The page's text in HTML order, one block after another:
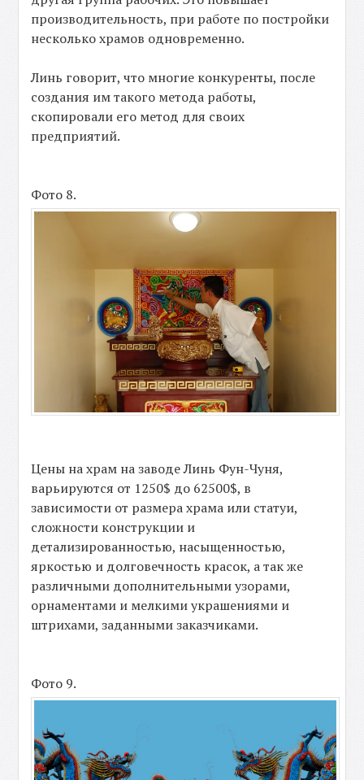
производительность, при работе по постройки
несколько храмов одновременно.
Линь говорит, что многие конкуренты, после
создания им такого метода работы,
скопировали его метод для своих
предприятий.
Фото 8.
Цены на храм на заводе Линь Фун-Чуня,
варьируются от 1250$ до 62500$, в
зависимости от размера храма или статуи,
сложности конструкции и
детализированностью, насыщенностью,
яркостью и долговечность красок, а так же
различными дополнительными узорами,
орнаментами и мелкими украшениями и
штрихами, заданными заказчиками.
Фото 9.